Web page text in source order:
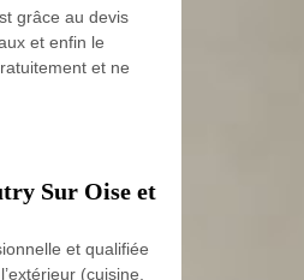
grâce au devis
et enfin le
et ne
Sur Oise et
et qualifiée
(cuisine,